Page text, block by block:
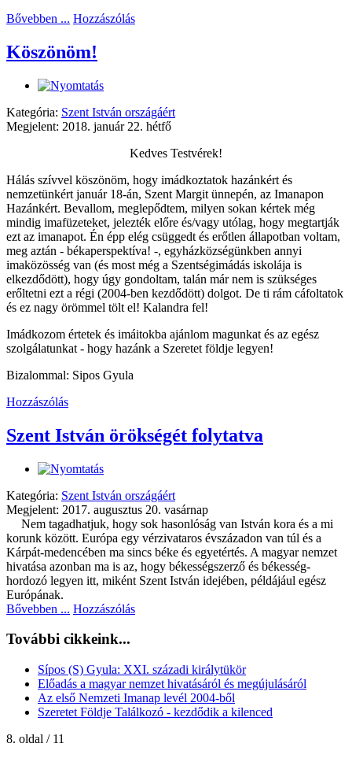
Bővebben ... Hozzászólás
Köszönöm!
Kategória: Szent István országáért
Megjelent: 2018. január 22. hétfő
Kedves Testvérek!
Hálás szívvel köszönöm, hogy imádkoztatok hazánkért és
nemzetünkért január 18-án, Szent Margit ünnepén, az Imanapon
Hazánkért. Bevallom, meglepődtem, milyen sokan kértek még
mindig imafüzeteket, jelezték előre és/vagy utólag, hogy megtartják
ezt az imanapot. Én épp elég csüggedt és erőtlen állapotban voltam,
meg aztán - békaperspektíva! -, egyházközségünkben annyi
imaközösség van (és most még a Szentségimádás iskolája is
elkezdődött), hogy úgy gondoltam, talán már nem is szükséges
erőltetni ezt a régi (2004-ben kezdődött) dolgot. De ti rám cáfoltatok
és ez nagy örömmel tölt el! Kalandra fel!
Imádkozom értetek és imáitokba ajánlom magunkat és az egész
szolgálatunkat - hogy hazánk a Szeretet földje legyen!
Bizalommal: Sipos Gyula
Hozzászólás
Szent István örökségét folytatva
Kategória: Szent István országáért
Megjelent: 2017. augusztus 20. vasárnap
Nem tagadhatjuk, hogy sok hasonlóság van István kora és a mi
korunk között. Európa egy vérzivataros évszázadon van túl és a
Kárpát-medencében ma sincs béke és egyetértés. A magyar nemzet
hivatása azonban ma is az, hogy békességszerző és békesség-
hordozó legyen itt, miként Szent István idejében, példájául egész
Európának.
Bővebben ... Hozzászólás
További cikkeink...
Sípos (S) Gyula: XXI. századi királytükör
Előadás a magyar nemzet hivatásáról és megújulásáról
Az első Nemzeti Imanap levél 2004-ből
Szeretet Földje Találkozó - kezdődik a kilenced
8. oldal / 11